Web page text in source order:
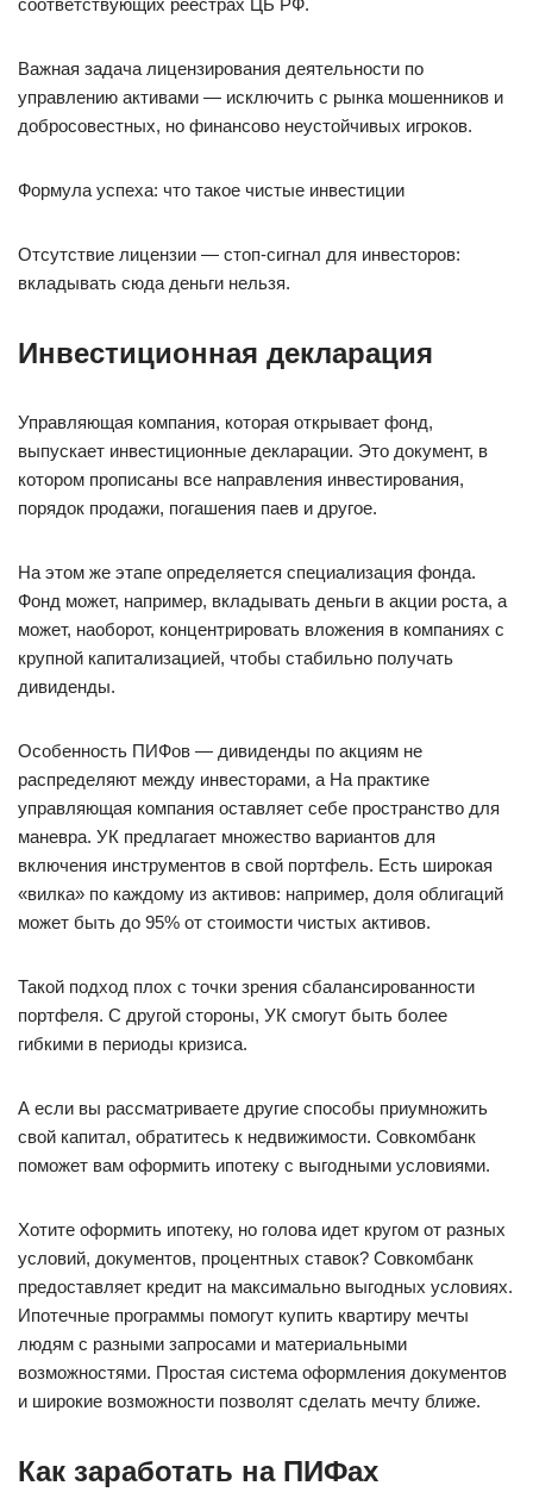
соответствующих реестрах ЦБ РФ.
Важная задача лицензирования деятельности по
управлению активами — исключить с рынка мошенников и
добросовестных, но финансово неустойчивых игроков.
Формула успеха: что такое чистые инвестиции
Отсутствие лицензии — стоп-сигнал для инвесторов:
вкладывать сюда деньги нельзя.
Инвестиционная декларация
Управляющая компания, которая открывает фонд,
выпускает инвестиционные декларации. Это документ, в
котором прописаны все направления инвестирования,
порядок продажи, погашения паев и другое.
На этом же этапе определяется специализация фонда.
Фонд может, например, вкладывать деньги в акции роста, а
может, наоборот, концентрировать вложения в компаниях с
крупной капитализацией, чтобы стабильно получать
дивиденды.
Особенность ПИФов — дивиденды по акциям не
распределяют между инвесторами, а На практике
управляющая компания оставляет себе пространство для
маневра. УК предлагает множество вариантов для
включения инструментов в свой портфель. Есть широкая
«вилка» по каждому из активов: например, доля облигаций
может быть до 95% от стоимости чистых активов.
Такой подход плох с точки зрения сбалансированности
портфеля. С другой стороны, УК смогут быть более
гибкими в периоды кризиса.
А если вы рассматриваете другие способы приумножить
свой капитал, обратитесь к недвижимости. Совкомбанк
поможет вам оформить ипотеку с выгодными условиями.
Хотите оформить ипотеку, но голова идет кругом от разных
условий, документов, процентных ставок? Совкомбанк
предоставляет кредит на максимально выгодных условиях.
Ипотечные программы помогут купить квартиру мечты
людям с разными запросами и материальными
возможностями. Простая система оформления документов
и широкие возможности позволят сделать мечту ближе.
Как заработать на ПИФах